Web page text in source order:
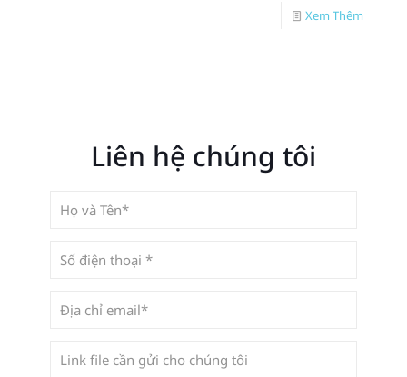
Xem Thêm
Liên hệ chúng tôi